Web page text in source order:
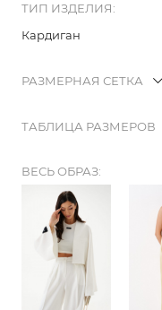
ТИП ИЗДЕЛИЯ:
Кардиган
РАЗМЕРНАЯ СЕТКА
ТАБЛИЦА РАЗМЕРОВ
ВЕСЬ ОБРАЗ: